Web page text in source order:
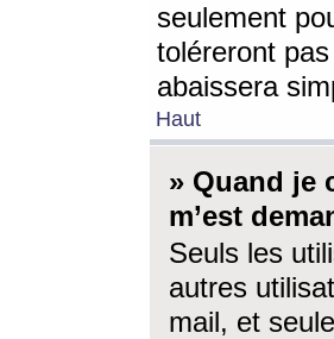
seulement
toléreront
abaissera
Haut
» Quand je
m’est
Seuls les
autres
mail, et